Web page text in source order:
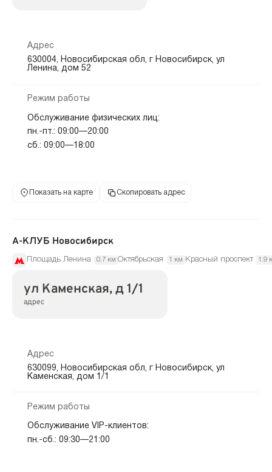
Адрес
630004, Новосибирская обл, г Новосибирск, ул
Ленина, дом 52
Режим работы
Обслуживание физических лиц:
пн.-пт.: 09:00—20:00
сб.: 09:00—18:00
Показать на карте Скопировать адрес
А-КЛУБ Новосибирск
Площадь Ленина 0.7 км Октябрьская 1 км Красный проспект 1.9
ул Каменская, д 1/1
адрес
Адрес
630099, Новосибирская обл, г Новосибирск, ул
Каменская, дом 1/1
Режим работы
Обслуживание VIP-клиентов:
пн.-сб.: 09:30—21:00